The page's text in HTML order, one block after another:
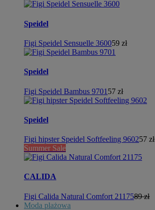
Speidel
Figi Speidel Sensuelle 360059 zł
Speidel
Figi Speidel Bambus 9701 57 zł
Speidel
Figi hipster Speidel Softfeeling 960257 zł
Summer Sale
CALIDA
Figi Calida Natural Comfort 2117589 zł
Moda plażowa